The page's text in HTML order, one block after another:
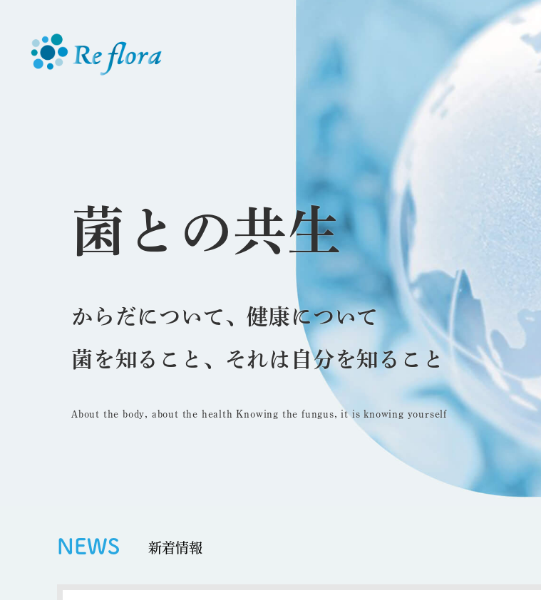
菌との共生
からだについて、健康について
菌を知ること、それは自分を知ること
About the body, about the health Knowing the fungus, it is knowing yourself
NEWS 新着情報